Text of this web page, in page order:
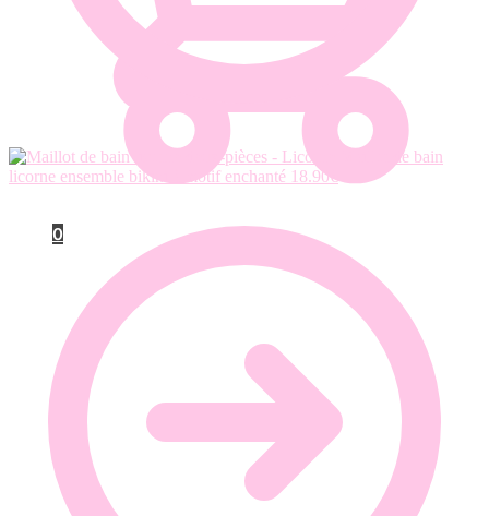
0
Maillot de bain
licorne ensemble bikini à motif enchanté 18.90€